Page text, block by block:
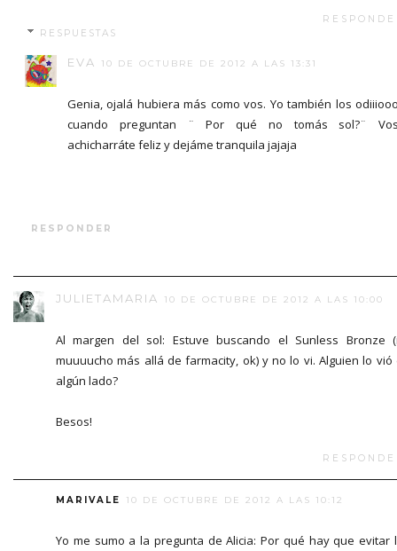
RESPUESTAS
EVA 10 DE OCTUBRE DE 2012 A LAS 13:31
Genia, ojalá hubiera más como vos. Yo también los
cuando preguntan ¨ Por qué no tomás sol?¨
achicharráte feliz y dejáme tranquila jajaja
RESPONDER
JULIETAMARIA 10 DE OCTUBRE DE 2012 A LAS 10:00
Al margen del sol: Estuve buscando el Sunless Bronze
muuuucho más allá de farmacity, ok) y no lo vi. Alguien lo vió
algún lado?
Besos!
MARIVALE 10 DE OCTUBRE DE 2012 A LAS 10:12
Yo me sumo a la pregunta de Alicia: Por qué hay que evitar